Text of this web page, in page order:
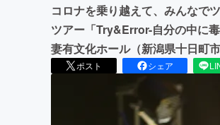
コロナを乗り越えて、みんなで
ツアー「Try&Error-自分の中に
妻有文化ホール（新潟県十日町
ポスト シェア